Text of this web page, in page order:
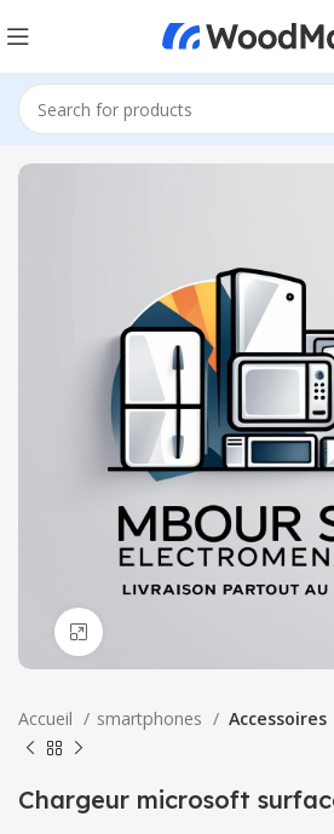
Accueil smartphones Accessoires
Chargeur microsoft